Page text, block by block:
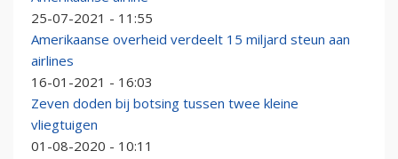
25-07-2021 - 11:55
Amerikaanse overheid verdeelt 15 miljard steun aan
airlines
16-01-2021 - 16:03
Zeven doden bij botsing tussen twee kleine
vliegtuigen
01-08-2020 - 10:11